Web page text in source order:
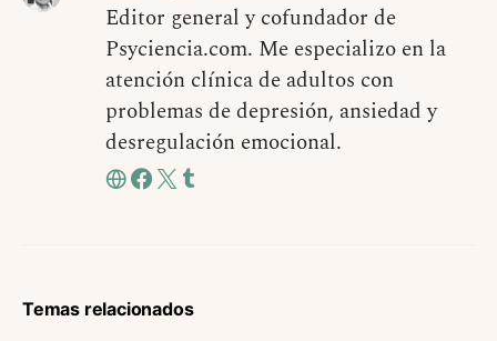
Editor general y cofundador de
Psyciencia.com. Me especializo en la
atención clínica de adultos con
problemas de depresión, ansiedad y
desregulación emocional.
Temas relacionados